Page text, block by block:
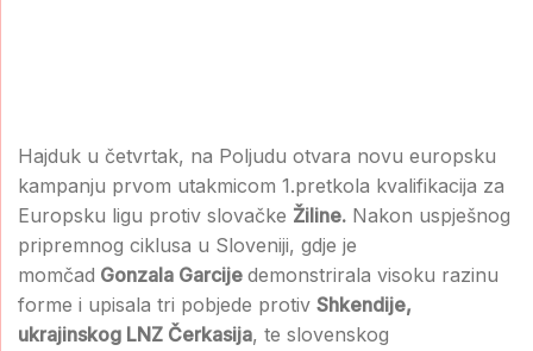
Hajduk u četvrtak, na Poljudu otvara novu europsku
kampanju prvom utakmicom 1.pretkola kvalifikacija za
Europsku ligu protiv slovačke Žiline. Nakon uspješnog
pripremnog ciklusa u Sloveniji, gdje je
momčad Gonzala Garcije demonstrirala visoku razinu
forme i upisala tri pobjede protiv Shkendije,
ukrajinskog LNZ Čerkasija, te slovenskog